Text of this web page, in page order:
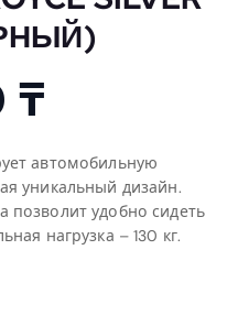
₸
автомобильную
уникальный дизайн.
удобно сидеть
нагрузка – 130 кг.